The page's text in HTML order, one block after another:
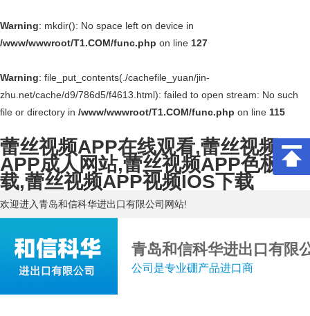
Warning: mkdir(): No space left on device in
/www/wwwroot/T1.COM/func.php on line 127
Warning: file_put_contents(./cachefile_yuan/jin-
zhu.net/cache/d9/786d5/f4613.html): failed to open stream: No such
file or directory in /www/wwwroot/T1.COM/func.php on line 115
蕾丝视频APP在线观看,蕾丝视频
APP成人网站,蕾丝视频APP色板下
载,蕾丝视频APP视频IOS下载
欢迎进入青岛和信科华进出口有限公司网站!
青岛和信科华进出口有限
公司是专业硼产品进口商